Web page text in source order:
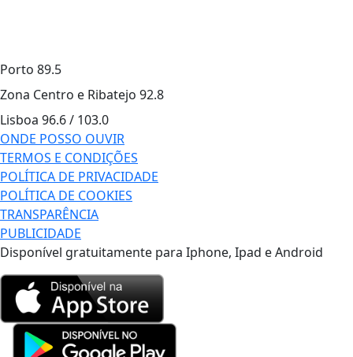
Porto 89.5
Zona Centro e Ribatejo 92.8
Lisboa 96.6 / 103.0
ONDE POSSO OUVIR
TERMOS E CONDIÇÕES
POLÍTICA DE PRIVACIDADE
POLÍTICA DE COOKIES
TRANSPARÊNCIA
PUBLICIDADE
Disponível gratuitamente para Iphone, Ipad e Android